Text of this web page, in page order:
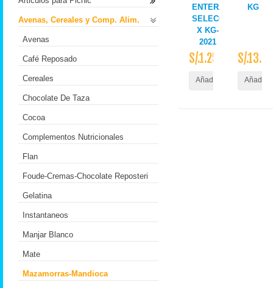
ENTERA
SELECC
X KG-
2021
S/.1.25
Añadir al Carrito
KG
S/.13.30
Añadir
Avenas, Cereales y Comp. Alim.
Avenas
Café Reposado
Cereales
Chocolate De Taza
Cocoa
Complementos Nutricionales
Flan
Foude-Cremas-Chocolate Reposteri
Gelatina
Instantaneos
Manjar Blanco
Mate
Mazamorras-Mandioca